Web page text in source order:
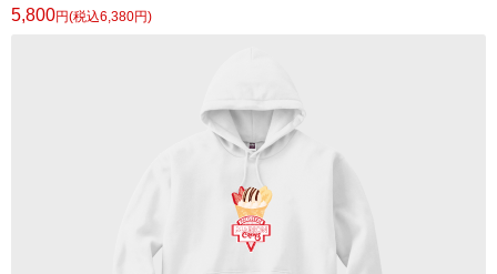
5,800円(税込6,380円)